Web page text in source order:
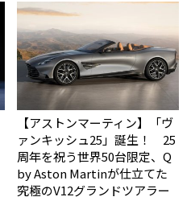
【アストンマーティン】「ヴ
ァンキッシュ25」誕生！ 25
周年を祝う世界50台限定、Q
by Aston Martinが仕立てた
究極のV12グランドツアラー